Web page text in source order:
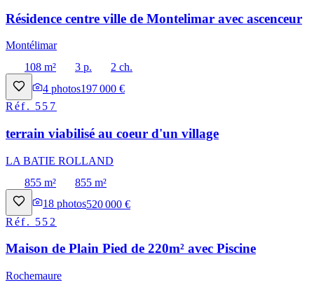
Résidence centre ville de Montelimar avec ascenceur
Montélimar
108 m²
3 p.
2 ch.
4 photos197 000 €
Réf. 557
terrain viabilisé au coeur d'un village
LA BATIE ROLLAND
855 m²
855 m²
18 photos520 000 €
Réf. 552
Maison de Plain Pied de 220m² avec Piscine
Rochemaure